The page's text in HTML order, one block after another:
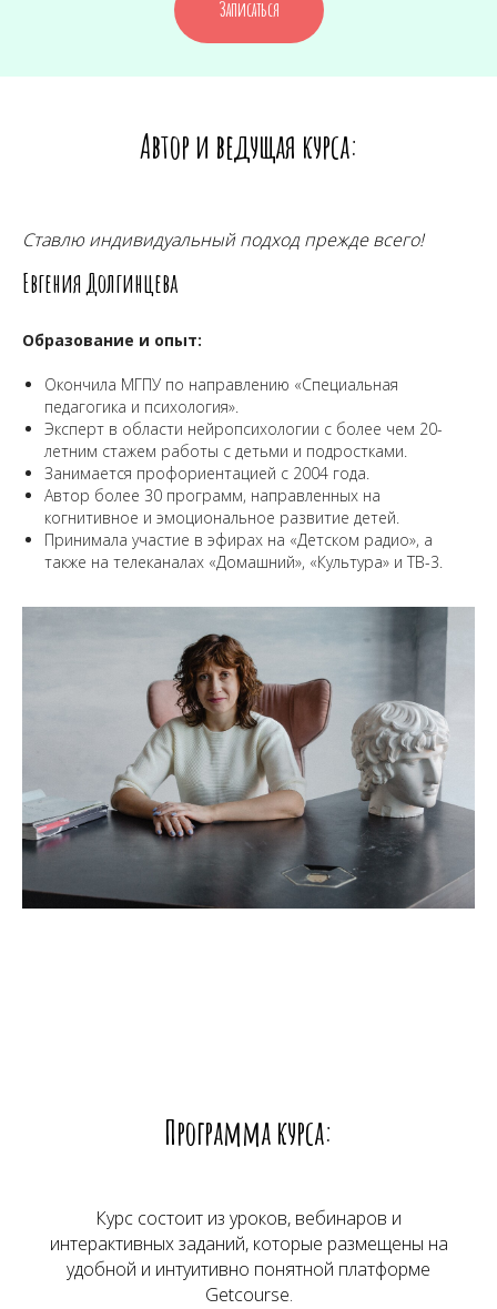
Записаться
Автор и ведущая курса:
Ставлю индивидуальный подход прежде всего!
Евгения Долгинцева
Образование и опыт:
Окончила МГПУ по направлению «Специальная
педагогика и психология».
Эксперт в области нейропсихологии с более чем 20-
летним стажем работы с детьми и подростками.
Занимается профориентацией с 2004 года.
Автор более 30 программ, направленных на
когнитивное и эмоциональное развитие детей.
Принимала участие в эфирах на «Детском радио», а
также на телеканалах «Домашний», «Культура» и ТВ-3.
Программа курса:
Курс состоит из уроков, вебинаров и
интерактивных заданий, которые размещены на
удобной и интуитивно понятной платформе
Getcourse.